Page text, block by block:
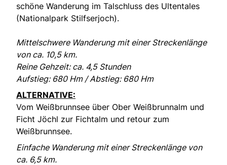
schöne Wanderung im Talschluss des Ultentales
(Nationalpark Stilfserjoch).
Mittelschwere Wanderung mit einer Streckenlänge
von ca. 10,5 km.
Reine Gehzeit: ca. 4,5 Stunden
Aufstieg: 680 Hm / Abstieg: 680 Hm
ALTERNATIVE:
Vom Weißbrunnsee über Ober Weißbrunnalm und
Ficht Jöchl zur Fichtalm und retour zum
Weißbrunnsee.
Einfache Wanderung mit einer Streckenlänge von
ca. 6,5 km.